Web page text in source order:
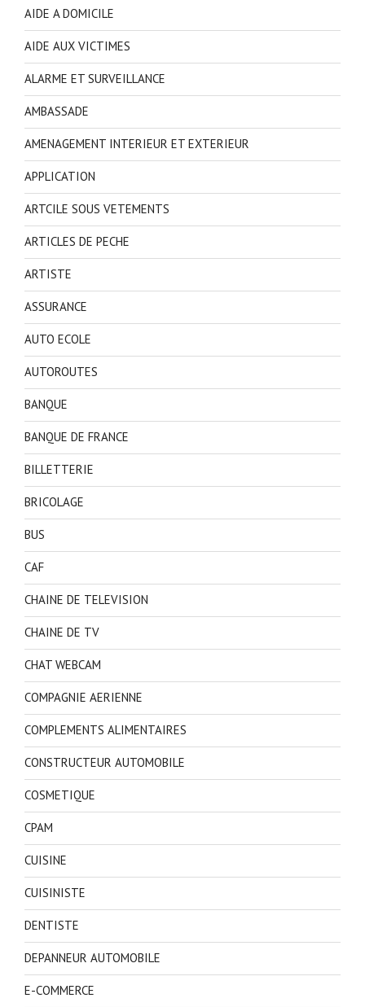
AIDE A DOMICILE
AIDE AUX VICTIMES
ALARME ET SURVEILLANCE
AMBASSADE
AMENAGEMENT INTERIEUR ET EXTERIEUR
APPLICATION
ARTCILE SOUS VETEMENTS
ARTICLES DE PECHE
ARTISTE
ASSURANCE
AUTO ECOLE
AUTOROUTES
BANQUE
BANQUE DE FRANCE
BILLETTERIE
BRICOLAGE
BUS
CAF
CHAINE DE TELEVISION
CHAINE DE TV
CHAT WEBCAM
COMPAGNIE AERIENNE
COMPLEMENTS ALIMENTAIRES
CONSTRUCTEUR AUTOMOBILE
COSMETIQUE
CPAM
CUISINE
CUISINISTE
DENTISTE
DEPANNEUR AUTOMOBILE
E-COMMERCE